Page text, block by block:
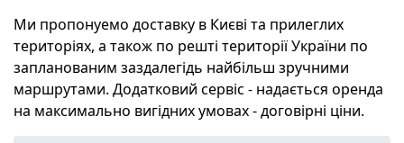
Ми пропонуемо доставку в Києві та прилеглих
територіях, а також по решті території України по
запланованим заздалегідь найбільш зручними
маршрутами. Додатковий сервіс - надається оренда
на максимально вигідних умовах - договірні ціни.